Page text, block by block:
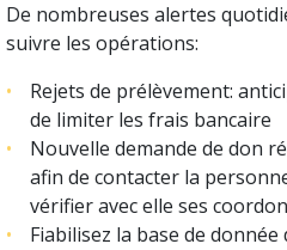
De nombreuses alertes
suivre les opérations:
Rejets de prélèvement:
de limiter les frais bancaire
Nouvelle demande de don
afin de contacter la
vérifier avec elle ses
Fiabilisez la base de